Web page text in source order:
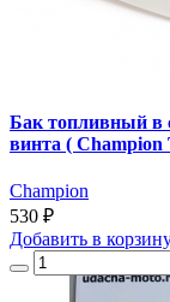
Бак топливный в
винта ( Champion
Champion
530 ₽
Добавить в